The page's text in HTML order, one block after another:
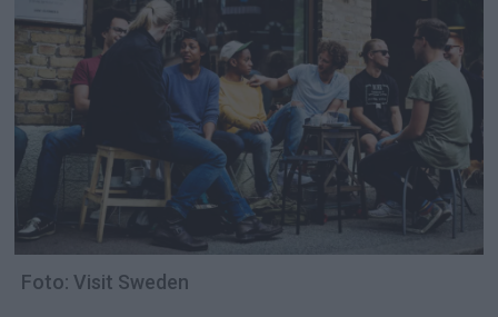
Foto: Visit Sweden